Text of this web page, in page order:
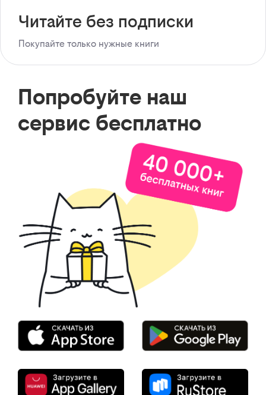
Читайте без подписки
Покупайте только нужные книги
Попробуйте наш
сервис бесплатно